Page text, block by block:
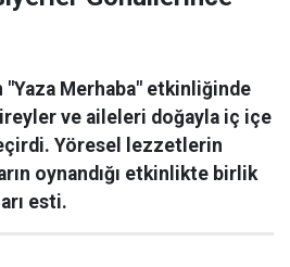
"Yaza Merhaba" etkinliğinde
ve aileleri doğayla iç içe
Yöresel lezzetlerin
oynandığı etkinlikte birlik
esti.